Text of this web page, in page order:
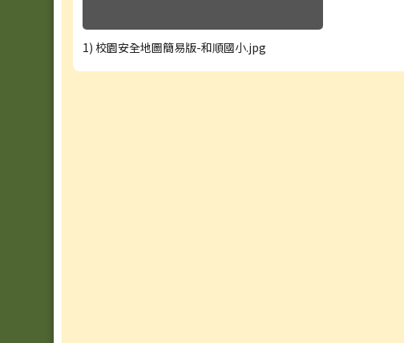
1) 校園安全地圖簡易版-和順國小.jpg